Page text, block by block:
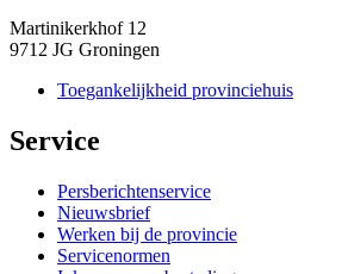
Martinikerkhof 12
9712 JG Groningen
Toegankelijkheid provinciehuis
Service
Persberichtenservice
Nieuwsbrief
Werken bij de provincie
Servicenormen